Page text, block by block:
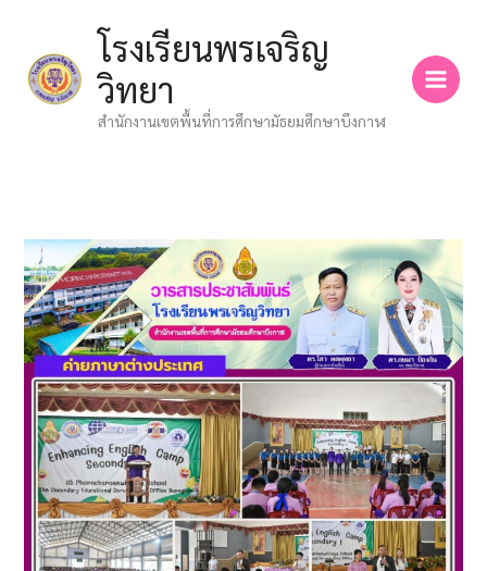
content
โรงเรียนพรเจริญ
วิทยา
สำนักงานเขตพื้นที่การศึกษามัธยมศึกษาบึงกาฬ